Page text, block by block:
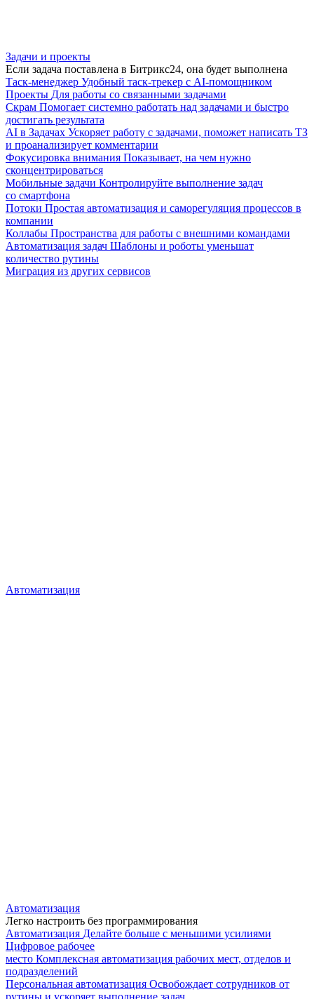
Задачи и проекты
Если задача поставлена в Битрикс24, она будет выполнена
Таск-менеджер Удобный таск-трекер с AI-помощником
Проекты Для работы со связанными задачами
Скрам Помогает системно работать над задачами и быстро
достигать результата
AI в Задачах Ускоряет работу с задачами, поможет написать ТЗ
и проанализирует комментарии
Фокусировка внимания Показывает, на чем нужно
сконцентрироваться
Мобильные задачи Контролируйте выполнение задач
со смартфона
Потоки Простая автоматизация и саморегуляция процессов в
компании
Коллабы Пространства для работы с внешними командами
Автоматизация задач Шаблоны и роботы уменьшат
количество рутины
Миграция из других сервисов
Автоматизация
Автоматизация
Легко настроить без программирования
Автоматизация Делайте больше с меньшими усилиями
Цифровое рабочее
место Комплексная автоматизация рабочих мест, отделов и
подразделений
Персональная автоматизация Освобождает сотрудников от
рутины и ускоряет выполнение задач